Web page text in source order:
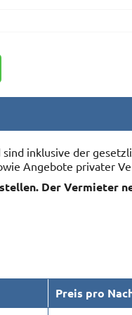
inklusive der
Angebote privater
Der Vermieter
Preis pro